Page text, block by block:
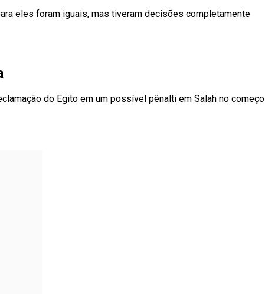
eles foram iguais, mas tiveram decisões completamente
do Egito em um possível pênalti em Salah no começo